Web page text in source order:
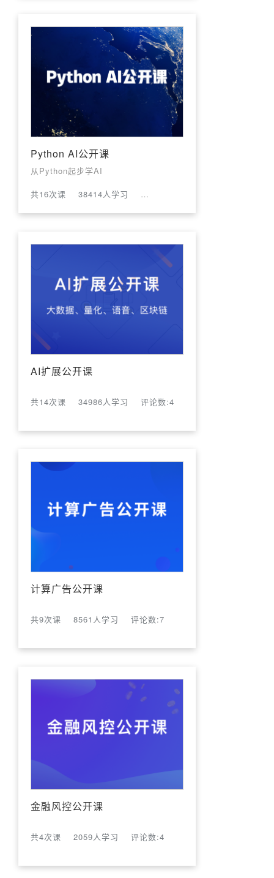
Python AI公开课
从Python起步学AI
共16次课
38414人学习 评论数:20
AI扩展公开课
共14次课 34986人学习 评论数:4
计算广告公开课
共9次课 8561人学习 评论数:7
金融风控公开课
共4次课 2059人学习 评论数:4